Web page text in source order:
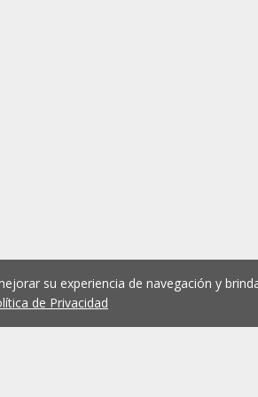
su experiencia de navegación y
de Privacidad